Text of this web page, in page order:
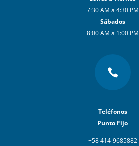
7:30 AM a 4:30 PM
Sábados
8:00 AM a 1:00 PM

Teléfonos
Punto Fijo
+58 414-9685882